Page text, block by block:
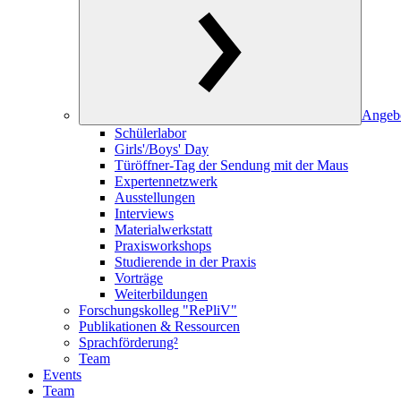
Schülerlabor
Girls'/Boys' Day
Türöffner-Tag der Sendung mit der Maus
Expertennetzwerk
Ausstellungen
Interviews
Materialwerkstatt
Praxisworkshops
Studierende in der Praxis
Vorträge
Weiterbildungen
Forschungskolleg "RePliV"
Publikationen & Ressourcen
Sprachförderung²
Team
Events
Team